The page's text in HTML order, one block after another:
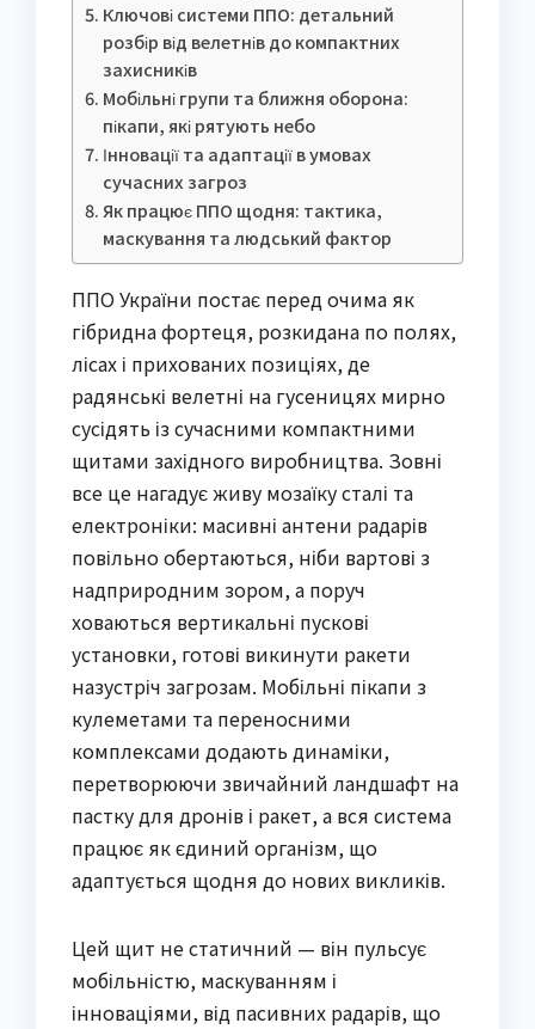
Ключові системи ППО: детальний
розбір від велетнів до компактних
захисників
Мобільні групи та ближня оборона:
пікапи, які рятують небо
Інновації та адаптації в умовах
сучасних загроз
Як працює ППО щодня: тактика,
маскування та людський фактор
ППО України постає перед очима як
гібридна фортеця, розкидана по полях,
лісах і прихованих позиціях, де
радянські велетні на гусеницях мирно
сусідять із сучасними компактними
щитами західного виробництва. Зовні
все це нагадує живу мозаїку сталі та
електроніки: масивні антени радарів
повільно обертаються, ніби вартові з
надприродним зором, а поруч
ховаються вертикальні пускові
установки, готові викинути ракети
назустріч загрозам. Мобільні пікапи з
кулеметами та переносними
комплексами додають динаміки,
перетворюючи звичайний ландшафт на
пастку для дронів і ракет, а вся система
працює як єдиний організм, що
адаптується щодня до нових викликів.
Цей щит не статичний — він пульсує
мобільністю, маскуванням і
інноваціями, від пасивних радарів, що